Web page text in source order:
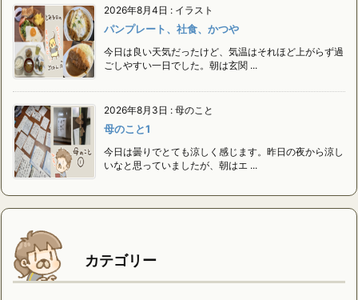
2026年8月4日 : イラスト
パンプレート、社食、かつや
今日は良い天気だったけど、気温はそれほど上がらず過
ごしやすい一日でした。朝は玄関 ...
2026年8月3日 : 母のこと
母のこと1
今日は曇りでとても涼しく感じます。昨日の夜から涼し
いなと思っていましたが、朝はエ ...
カテゴリー